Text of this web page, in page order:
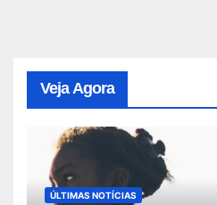
Veja Agora
ÚLTIMAS NOTÍCIAS